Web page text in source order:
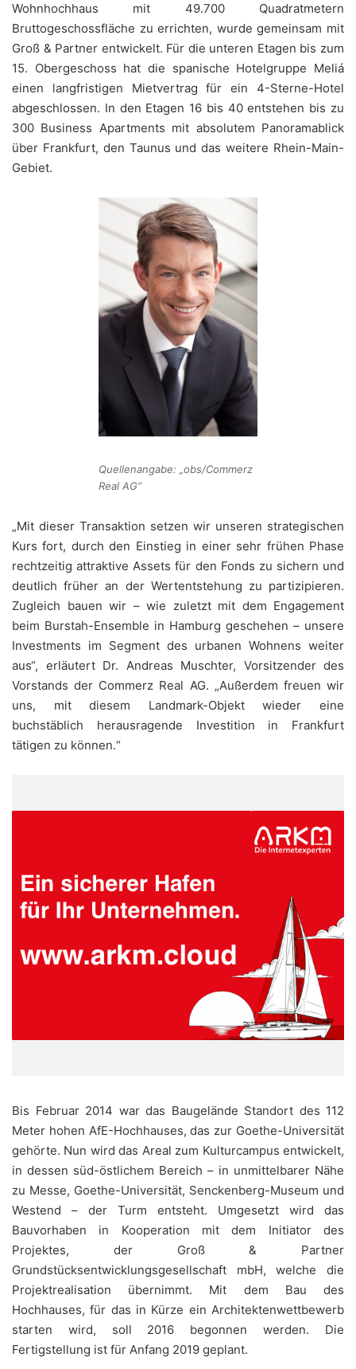
Wohnhochhaus mit 49.700 Quadratmetern
Bruttogeschossfläche zu errichten, wurde gemeinsam mit
Groß & Partner entwickelt. Für die unteren Etagen bis zum
15. Obergeschoss hat die spanische Hotelgruppe Meliá
einen langfristigen Mietvertrag für ein 4-Sterne-Hotel
abgeschlossen. In den Etagen 16 bis 40 entstehen bis zu
300 Business Apartments mit absolutem Panoramablick
über Frankfurt, den Taunus und das weitere Rhein-Main-
Gebiet.
Quellenangabe: „obs/Commerz
Real AG“
„Mit dieser Transaktion setzen wir unseren strategischen
Kurs fort, durch den Einstieg in einer sehr frühen Phase
rechtzeitig attraktive Assets für den Fonds zu sichern und
deutlich früher an der Wertentstehung zu partizipieren.
Zugleich bauen wir – wie zuletzt mit dem Engagement
beim Burstah-Ensemble in Hamburg geschehen – unsere
Investments im Segment des urbanen Wohnens weiter
aus“, erläutert Dr. Andreas Muschter, Vorsitzender des
Vorstands der Commerz Real AG. „Außerdem freuen wir
uns, mit diesem Landmark-Objekt wieder eine
buchstäblich herausragende Investition in Frankfurt
tätigen zu können.“
Bis Februar 2014 war das Baugelände Standort des 112
Meter hohen AfE-Hochhauses, das zur Goethe-Universität
gehörte. Nun wird das Areal zum Kulturcampus entwickelt,
in dessen süd-östlichem Bereich – in unmittelbarer Nähe
zu Messe, Goethe-Universität, Senckenberg-Museum und
Westend – der Turm entsteht. Umgesetzt wird das
Bauvorhaben in Kooperation mit dem Initiator des
Projektes, der Groß & Partner
Grundstücksentwicklungsgesellschaft mbH, welche die
Projektrealisation übernimmt. Mit dem Bau des
Hochhauses, für das in Kürze ein Architektenwettbewerb
starten wird, soll 2016 begonnen werden. Die
Fertigstellung ist für Anfang 2019 geplant.